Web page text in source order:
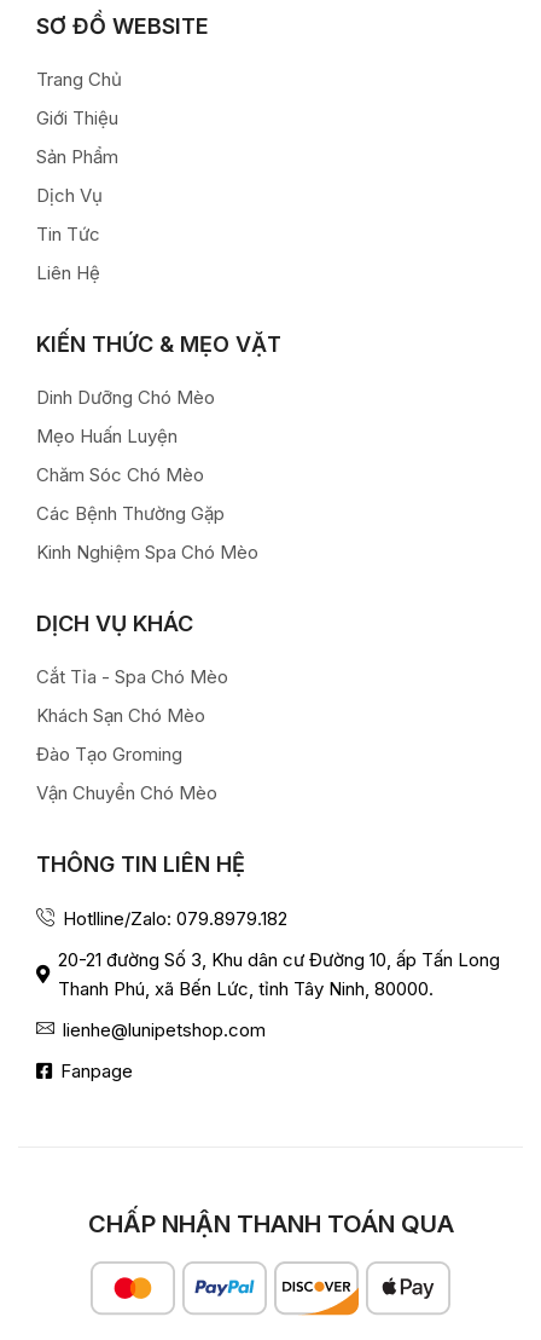
SƠ ĐỒ WEBSITE
Trang Chủ
Giới Thiệu
Sản Phẩm
Dịch Vụ
Tin Tức
Liên Hệ
KIẾN THỨC & MẸO VẶT
Dinh Dưỡng Chó Mèo
Mẹo Huấn Luyện
Chăm Sóc Chó Mèo
Các Bệnh Thường Gặp
Kinh Nghiệm Spa Chó Mèo
DỊCH VỤ KHÁC
Cắt Tỉa - Spa Chó Mèo
Khách Sạn Chó Mèo
Đào Tạo Groming
Vận Chuyển Chó Mèo
THÔNG TIN LIÊN HỆ
Hotlline/Zalo: 079.8979.182
20-21 đường Số 3, Khu dân cư Đường 10, ấp Tấn Long
Thanh Phú, xã Bến Lức, tỉnh Tây Ninh, 80000.
lienhe@lunipetshop.com
Fanpage
CHẤP NHẬN THANH TOÁN QUA